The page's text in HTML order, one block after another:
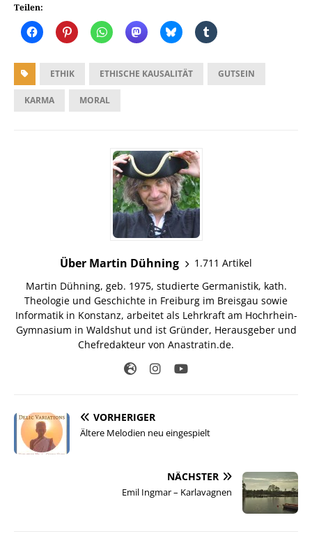
Teilen:
ETHIK ETHISCHE KAUSALITÄT GUTSEIN
KARMA MORAL
Über Martin Dühning
1.711 Artikel
Martin Dühning, geb. 1975, studierte Germanistik, kath.
Theologie und Geschichte in Freiburg im Breisgau sowie
Informatik in Konstanz, arbeitet als Lehrkraft am Hochrhein-
Gymnasium in Waldshut und ist Gründer, Herausgeber und
Chefredakteur von Anastratin.de.
VORHERIGER
Ältere Melodien neu eingespielt
NÄCHSTER
Emil Ingmar – Karlavagnen